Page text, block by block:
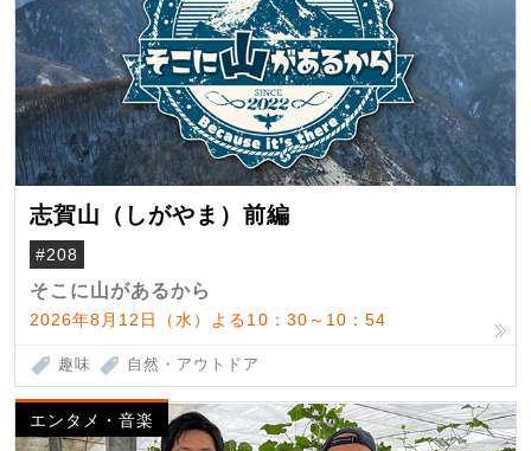
志賀山（しがやま）前編
#208
そこに山があるから
2026年8月12日（水）よる10：30～10：54
趣味 自然・アウトドア
エンタメ・音楽